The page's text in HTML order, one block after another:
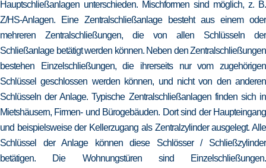
Hauptschließanlagen unterschieden. Mischformen sind möglich, z. B.
Z/HS-Anlagen. Eine Zentralschließanlage besteht aus einem oder
mehreren Zentralschließungen, die von allen Schlüsseln der
Schließanlage betätigt werden können. Neben den Zentralschließungen
bestehen Einzelschließungen, die ihrerseits nur vom zugehörigen
Schlüssel geschlossen werden können, und nicht von den anderen
Schlüsseln der Anlage. Typische Zentralschließanlagen finden sich in
Mietshäusern, Firmen- und Bürogebäuden. Dort sind der Haupteingang
und beispielsweise der Kellerzugang als Zentralzylinder ausgelegt. Alle
Schlüssel der Anlage können diese Schlösser / Schließzylinder
betätigen. Die Wohnungstüren sind Einzelschließungen.